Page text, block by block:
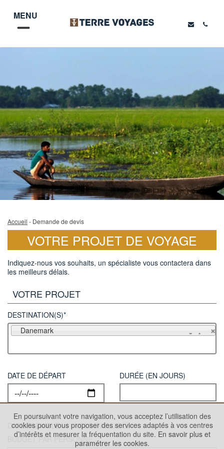
MENU
Accueil - Demande de devis
VOTRE PROJET DE VOYAGE
Indiquez-nous vos souhaits, un spécialiste vous contactera dans
les meilleurs délais.
VOTRE PROJET
DESTINATION(S)*
Danemark
DATE DE DÉPART
DATE FLEXIBLE VOLS INCLUS
DURÉE (EN JOURS)
BUDGET PAR PERSONNE
En poursuivant votre navigation, vous acceptez l’utilisation des
cookies pour vous proposer des services adaptés à vos centres
d’intérêts et mesurer la fréquentation du site. En savoir plus et
paramétrer les cookies.